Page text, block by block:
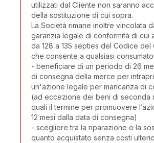
utilizzati dal Cliente non saranno
della sostituzione di cui sopra.
La Società rimane inoltre vincolata
garanzia legale di conformità di cui
da 128 a 135 septies del Codice del
che consente a qualsiasi
- beneficiare di un periodo di 26
di consegna della merce per
un'azione legale per mancanza di
(ad eccezione dei beni di seconda
quali il termine per promuovere
12 mesi dalla data di consegna)
- scegliere tra la riparazione o la
quanto acquistato senza costi